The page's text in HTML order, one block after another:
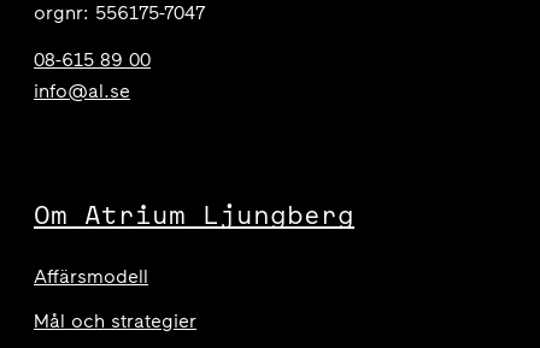
orgnr: 556175-7047
08-615 89 00
info@al.se
Om Atrium Ljungberg
Affärsmodell
Mål och strategier